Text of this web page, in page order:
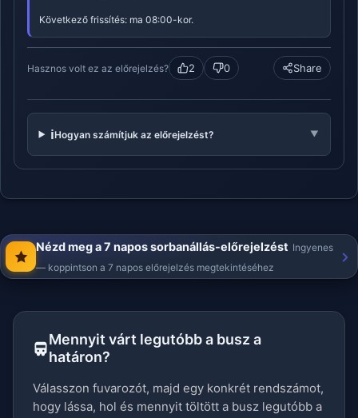
Következő frissítés: ma 08:00-kor.
Hasznos volt ez az előrejelzés? 2 0 Share
ℹ️Hogyan számítjuk az előrejelzést? ▼
Nézd meg a 7 napos sorbanállás-előrejelzést Ingyenes
— koppintson a 7 napos előrejelzés megtekintéséhez
Mennyit várt legutóbb a busz a
határon?
Válasszon fuvarozót, majd egy konkrét rendszámot,
hogy lássa, hol és mennyit töltött a busz legutóbb a